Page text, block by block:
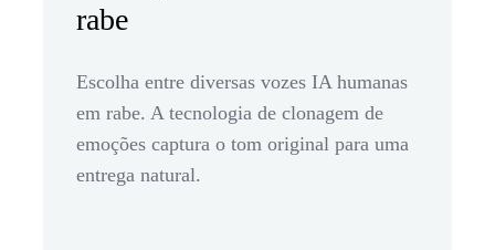
rabe
Escolha entre diversas vozes IA humanas
em rabe. A tecnologia de clonagem de
emoções captura o tom original para uma
entrega natural.